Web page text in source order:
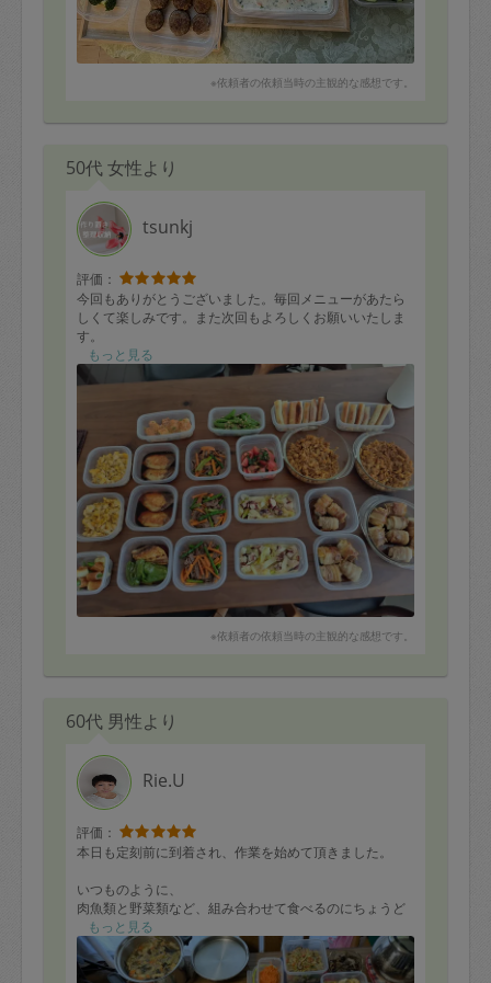
※依頼者の依頼当時の主観的な感想です。
50代 女性より
tsunkj
評価：
今回もありがとうございました。毎回メニューがあたら
しくて楽しみです。また次回もよろしくお願いいたしま
す。
もっと見る
※依頼者の依頼当時の主観的な感想です。
60代 男性より
Rie.U
評価：
本日も定刻前に到着され、作業を始めて頂きました。
いつものように、
肉魚類と野菜類など、組み合わせて食べるのにちょうど
よく
26品程度の作り置きをして頂きました。
今回はいつもの餃子ではなく、子供のリクエストでハン
もっと見る